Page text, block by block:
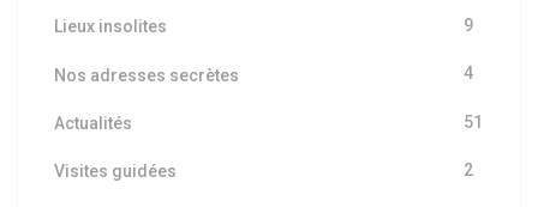
Lieux insolites 9
Nos adresses secrètes 4
Actualités 51
Visites guidées 2